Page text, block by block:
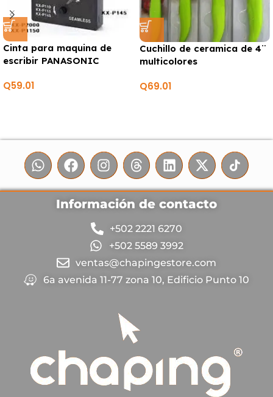
Cinta para maquina de
escribir PANASONIC
Q59.01
Cuchillo de ceramica de 4¨
multicolores
Q69.01
Información de contacto
+502 2221 6270
+502 5589 3992
ventas@chapingestore.com
6a avenida 11-77 zona 10, Edificio Punto 10